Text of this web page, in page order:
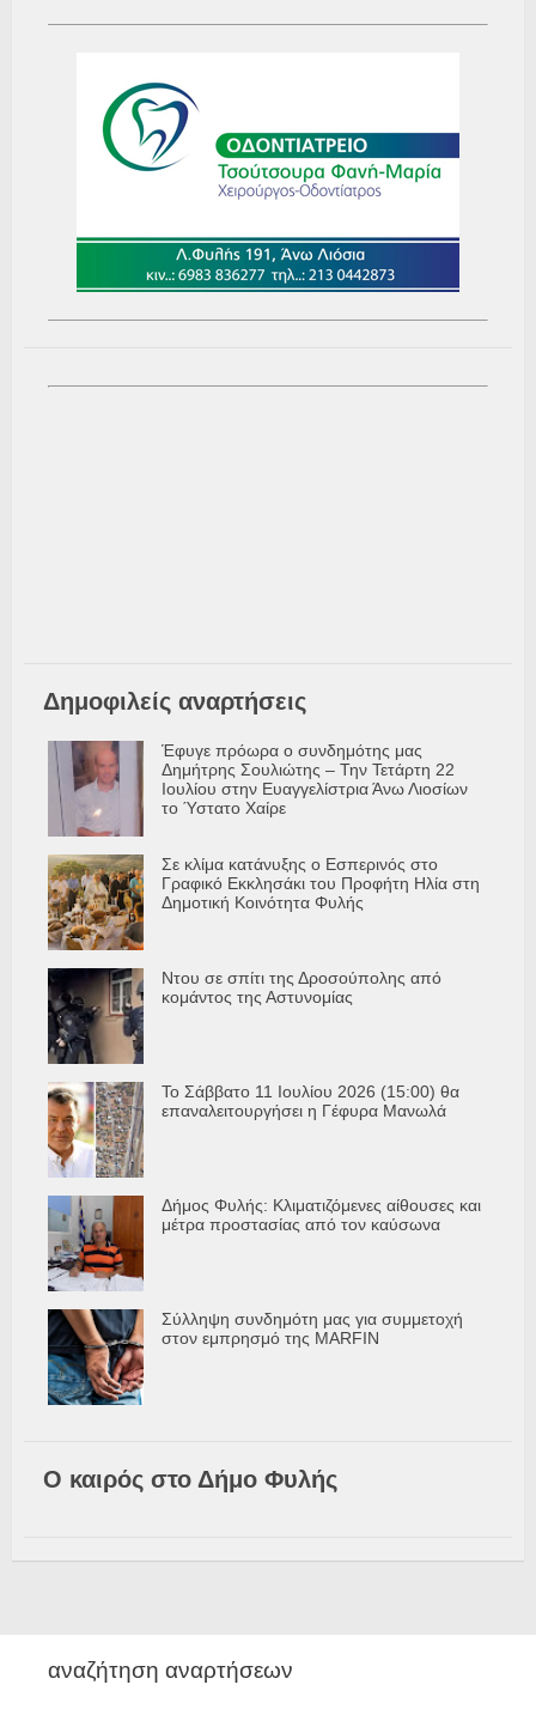
Δημοφιλείς αναρτήσεις
Έφυγε πρόωρα ο συνδημότης μας
Δημήτρης Σουλιώτης – Την Τετάρτη 22
Ιουλίου στην Ευαγγελίστρια Άνω Λιοσίων
το Ύστατο Χαίρε
Σε κλίμα κατάνυξης ο Εσπερινός στο
Γραφικό Εκκλησάκι του Προφήτη Ηλία στη
Δημοτική Κοινότητα Φυλής
Ντου σε σπίτι της Δροσούπολης από
κομάντος της Αστυνομίας
Το Σάββατο 11 Ιουλίου 2026 (15:00) θα
επαναλειτουργήσει η Γέφυρα Μανωλά
Δήμος Φυλής: Κλιματιζόμενες αίθουσες και
μέτρα προστασίας από τον καύσωνα
Σύλληψη συνδημότη μας για συμμετοχή
στον εμπρησμό της MARFIN
Ο καιρός στο Δήμο Φυλής
αναζήτηση αναρτήσεων